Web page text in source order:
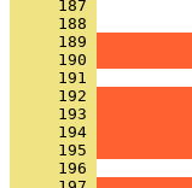
     187
     188
     189
     190
     191
     192
     193
     194
     195
     196